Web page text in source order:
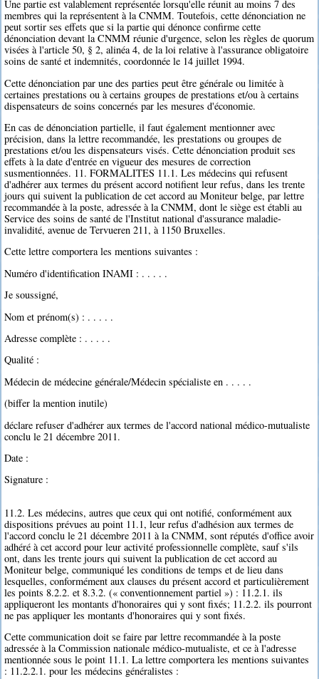
Une partie est valablement représentée lorsqu'elle réunit au moins 7 des
membres qui la représentent à la CNMM. Toutefois, cette dénonciation ne
peut sortir ses effets que si la partie qui dénonce confirme cette
dénonciation devant la CNMM réunie d'urgence, selon les règles de quorum
visées à l'article 50, § 2, alinéa 4, de la loi relative à l'assurance obligatoire
soins de santé et indemnités, coordonnée le 14 juillet 1994.
Cette dénonciation par une des parties peut être générale ou limitée à
certaines prestations ou à certains groupes de prestations et/ou à certains
dispensateurs de soins concernés par les mesures d'économie.
En cas de dénonciation partielle, il faut également mentionner avec
précision, dans la lettre recommandée, les prestations ou groupes de
prestations et/ou les dispensateurs visés. Cette dénonciation produit ses
effets à la date d'entrée en vigueur des mesures de correction
susmentionnées. 11. FORMALITES 11.1. Les médecins qui refusent
d'adhérer aux termes du présent accord notifient leur refus, dans les trente
jours qui suivent la publication de cet accord au Moniteur belge, par lettre
recommandée à la poste, adressée à la CNMM, dont le siège est établi au
Service des soins de santé de l'Institut national d'assurance maladie-
invalidité, avenue de Tervueren 211, à 1150 Bruxelles.
Cette lettre comportera les mentions suivantes :
Numéro d'identification INAMI : . . . . .
Je soussigné,
Nom et prénom(s) : . . . . .
Adresse complète : . . . . .
Qualité :
Médecin de médecine générale/Médecin spécialiste en . . . . .
(biffer la mention inutile)
déclare refuser d'adhérer aux termes de l'accord national médico-mutualiste
conclu le 21 décembre 2011.
Date :
Signature :
11.2. Les médecins, autres que ceux qui ont notifié, conformément aux
dispositions prévues au point 11.1, leur refus d'adhésion aux termes de
l'accord conclu le 21 décembre 2011 à la CNMM, sont réputés d'office avoir
adhéré à cet accord pour leur activité professionnelle complète, sauf s'ils
ont, dans les trente jours qui suivent la publication de cet accord au
Moniteur belge, communiqué les conditions de temps et de lieu dans
lesquelles, conformément aux clauses du présent accord et particulièrement
les points 8.2.2. et 8.3.2. (« conventionnement partiel ») : 11.2.1. ils
appliqueront les montants d'honoraires qui y sont fixés; 11.2.2. ils pourront
ne pas appliquer les montants d'honoraires qui y sont fixés.
Cette communication doit se faire par lettre recommandée à la poste
adressée à la Commission nationale médico-mutualiste, et ce à l'adresse
mentionnée sous le point 11.1. La lettre comportera les mentions suivantes
: 11.2.2.1. pour les médecins généralistes :